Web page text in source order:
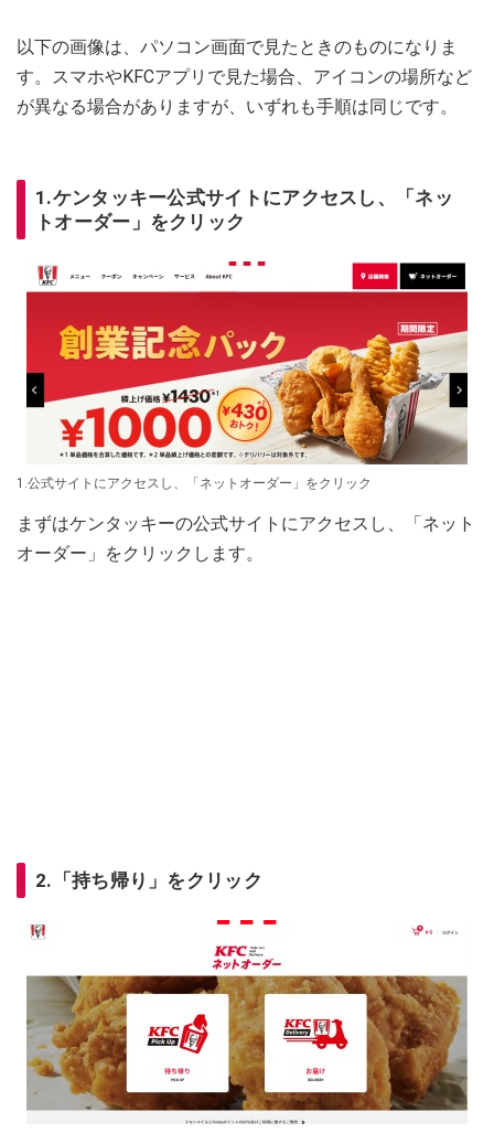
以下の画像は、パソコン画面で見たときのものになりま
す。スマホやKFCアプリで見た場合、アイコンの場所など
が異なる場合がありますが、いずれも手順は同じです。
1.ケンタッキー公式サイトにアクセスし、「ネッ
トオーダー」をクリック
1.公式サイトにアクセスし、「ネットオーダー」をクリック
まずはケンタッキーの公式サイトにアクセスし、「ネット
オーダー」をクリックします。
2.「持ち帰り」をクリック